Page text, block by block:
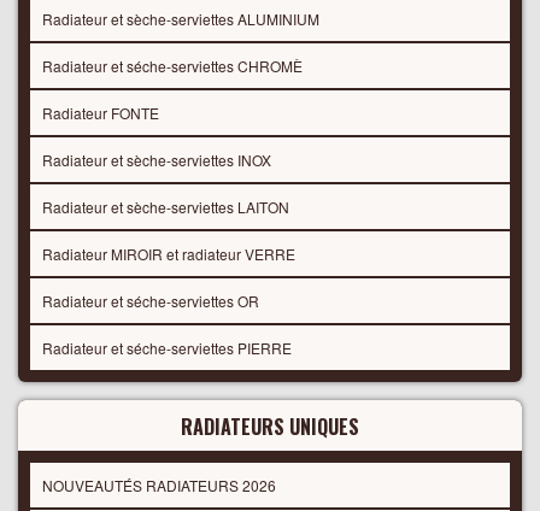
Radiateur et sèche-serviettes ALUMINIUM
Radiateur et séche-serviettes CHROMÈ
Radiateur FONTE
Radiateur et sèche-serviettes INOX
Radiateur et sèche-serviettes LAITON
Radiateur MIROIR et radiateur VERRE
Radiateur et séche-serviettes OR
Radiateur et séche-serviettes PIERRE
RADIATEURS UNIQUES
NOUVEAUTÉS RADIATEURS 2026